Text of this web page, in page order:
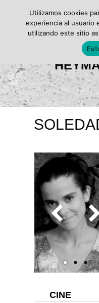
CINE
Utilizamos cookies
experiencia al usuario
utilizando este sitio